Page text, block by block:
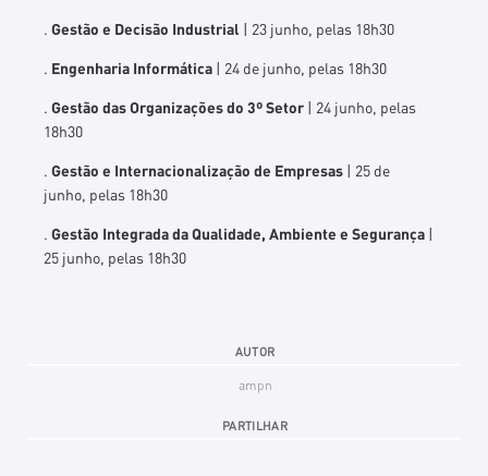
.Gestão e Decisão Industrial | 23 junho, pelas 18h30
. Engenharia Informática | 24 de junho, pelas 18h30
.Gestão das Organizações do 3º Setor | 24 junho, pelas
18h30
.Gestão e Internacionalização de Empresas | 25 de
junho, pelas 18h30
.Gestão Integrada da Qualidade, Ambiente e Segurança |
25 junho, pelas 18h30
AUTOR
ampn
PARTILHAR